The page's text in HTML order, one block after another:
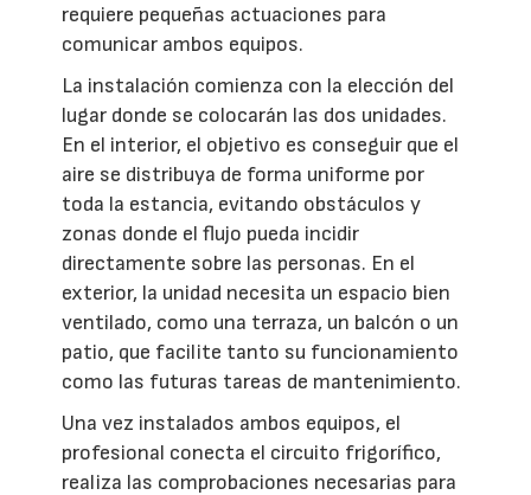
requiere pequeñas actuaciones para
comunicar ambos equipos.
La instalación comienza con la elección del
lugar donde se colocarán las dos unidades.
En el interior, el objetivo es conseguir que el
aire se distribuya de forma uniforme por
toda la estancia, evitando obstáculos y
zonas donde el flujo pueda incidir
directamente sobre las personas. En el
exterior, la unidad necesita un espacio bien
ventilado, como una terraza, un balcón o un
patio, que facilite tanto su funcionamiento
como las futuras tareas de mantenimiento.
Una vez instalados ambos equipos, el
profesional conecta el circuito frigorífico,
realiza las comprobaciones necesarias para